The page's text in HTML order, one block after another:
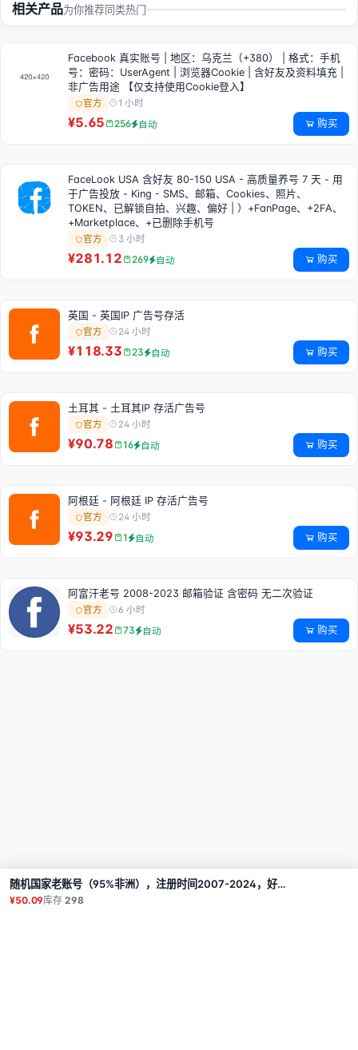
相关产品为你推荐同类热门
Facebook 真实账号 | 地区：乌克兰（+380） | 格式：手机
号：密码：UserAgent | 浏览器Cookie | 含好友及资料填充 |
非广告用途 【仅支持使用Cookie登入】
官方 1 小时
¥5.65 256 自动 购买
FaceLook USA 含好友 80-150 USA - 高质量养号 7 天 - 用
于广告投放 - King - SMS、邮箱、Cookies、照片、
TOKEN、已解锁自拍、兴趣、偏好 | ）+FanPage、+2FA、
+Marketplace、+已删除手机号
官方 3 小时
¥281.12 269 自动 购买
英国 - 英国IP 广告号存活
官方 24 小时
¥118.33 23 自动 购买
土耳其 - 土耳其IP 存活广告号
官方 24 小时
¥90.78 16 自动 购买
阿根廷 - 阿根廷 IP 存活广告号
官方 24 小时
¥93.29 1 自动 购买
阿富汗老号 2008-2023 邮箱验证 含密码 无二次验证
官方 6 小时
¥53.22 73 自动 购买
随机国家老账号（95%非洲），注册时间2007-2024，好友1000+，通过电子邮件验证（微软），包含邮箱密码，大量帖子，【无双重验证，如密码错误 请使用字符串cookie（如果有）登入】
¥50.09库存298